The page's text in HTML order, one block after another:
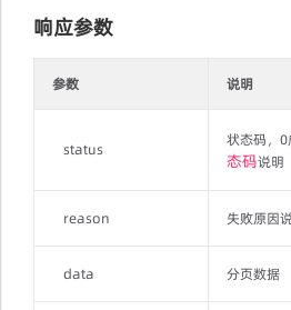
响应参数
参数 说明
status
状态码，
态码说明
reason 失败原因
data 分页数据